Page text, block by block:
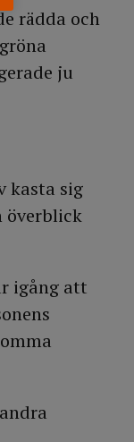
rädda och
ju
kasta sig
överblick
igång att